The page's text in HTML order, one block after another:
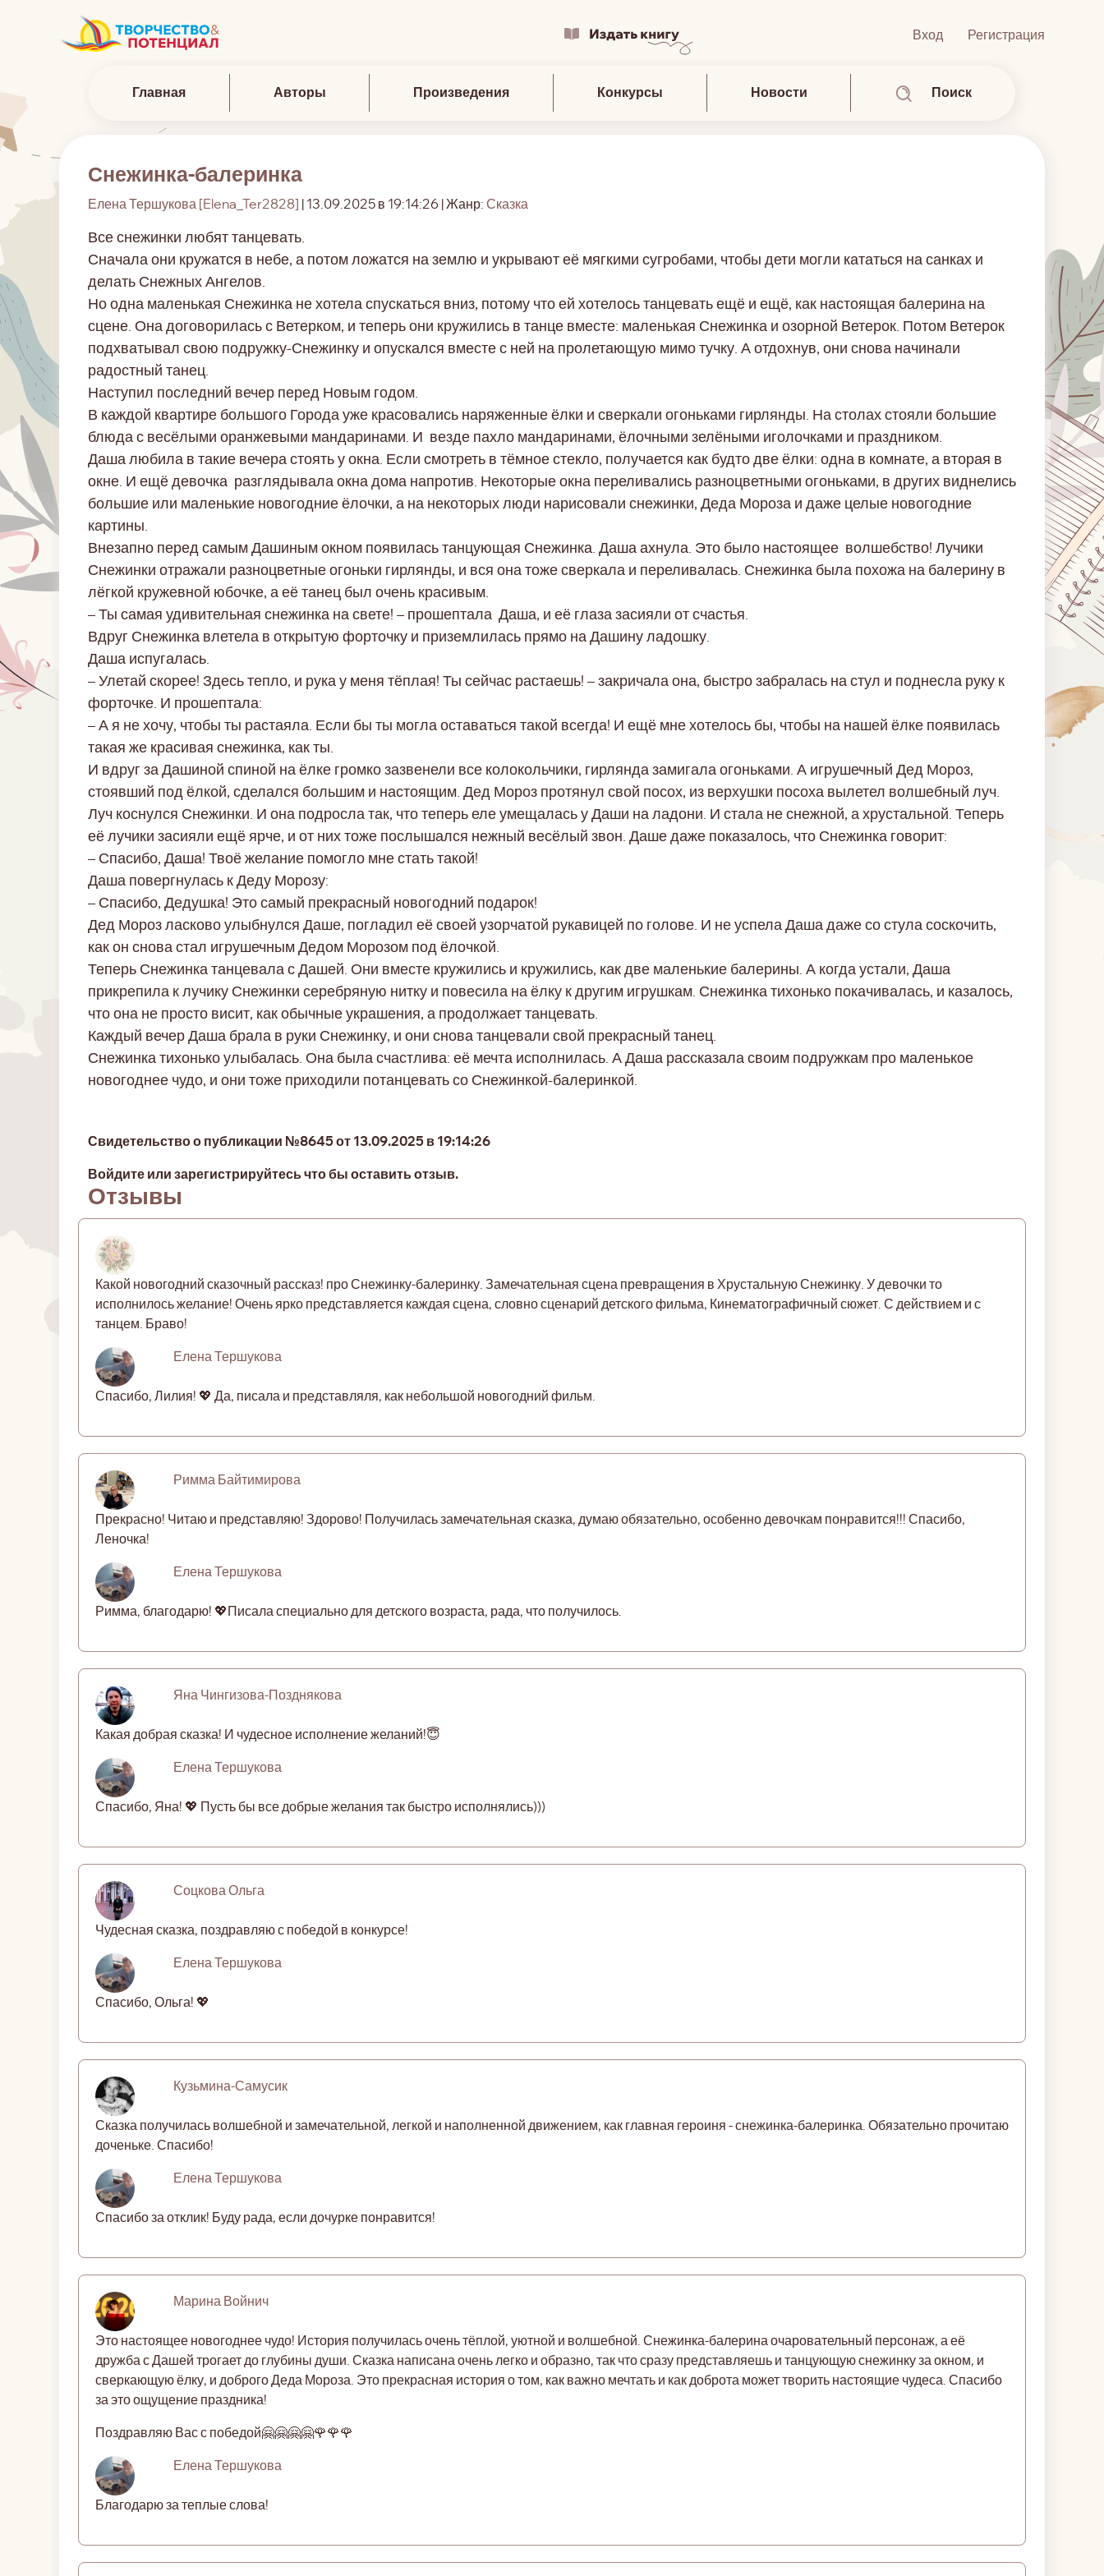
Вход Регистрация
Главная Авторы Произведения Конкурсы Новости Поиск
Снежинка-балеринка
Елена Тершукова [Elena_Ter2828] | 13.09.2025 в 19:14:26 | Жанр: Сказка
Все снежинки любят танцевать.
Сначала они кружатся в небе, а потом ложатся на землю и укрывают её мягкими сугробами, чтобы дети могли кататься на санках и
делать Снежных Ангелов.
Но одна маленькая Снежинка не хотела спускаться вниз, потому что ей хотелось танцевать ещё и ещё, как настоящая балерина на
сцене. Она договорилась с Ветерком, и теперь они кружились в танце вместе: маленькая Снежинка и озорной Ветерок. Потом Ветерок
подхватывал свою подружку-Снежинку и опускался вместе с ней на пролетающую мимо тучку. А отдохнув, они снова начинали
радостный танец.
Наступил последний вечер перед Новым годом.
В каждой квартире большого Города уже красовались наряженные ёлки и сверкали огоньками гирлянды. На столах стояли большие
блюда с весёлыми оранжевыми мандаринами. И везде пахло мандаринами, ёлочными зелёными иголочками и праздником.
Даша любила в такие вечера стоять у окна. Если смотреть в тёмное стекло, получается как будто две ёлки: одна в комнате, а вторая в
окне. И ещё девочка разглядывала окна дома напротив. Некоторые окна переливались разноцветными огоньками, в других виднелись
большие или маленькие новогодние ёлочки, а на некоторых люди нарисовали снежинки, Деда Мороза и даже целые новогодние
картины.
Внезапно перед самым Дашиным окном появилась танцующая Снежинка. Даша ахнула. Это было настоящее волшебство! Лучики
Снежинки отражали разноцветные огоньки гирлянды, и вся она тоже сверкала и переливалась. Снежинка была похожа на балерину в
лёгкой кружевной юбочке, а её танец был очень красивым.
– Ты самая удивительная снежинка на свете! – прошептала Даша, и её глаза засияли от счастья.
Вдруг Снежинка влетела в открытую форточку и приземлилась прямо на Дашину ладошку.
Даша испугалась.
– Улетай скорее! Здесь тепло, и рука у меня тёплая! Ты сейчас растаешь! – закричала она, быстро забралась на стул и поднесла руку к
форточке. И прошептала:
– А я не хочу, чтобы ты растаяла. Если бы ты могла оставаться такой всегда! И ещё мне хотелось бы, чтобы на нашей ёлке появилась
такая же красивая снежинка, как ты.
И вдруг за Дашиной спиной на ёлке громко зазвенели все колокольчики, гирлянда замигала огоньками. А игрушечный Дед Мороз,
стоявший под ёлкой, сделался большим и настоящим. Дед Мороз протянул свой посох, из верхушки посоха вылетел волшебный луч.
Луч коснулся Снежинки. И она подросла так, что теперь еле умещалась у Даши на ладони. И стала не снежной, а хрустальной. Теперь
её лучики засияли ещё ярче, и от них тоже послышался нежный весёлый звон. Даше даже показалось, что Снежинка говорит:
– Спасибо, Даша! Твоё желание помогло мне стать такой!
Даша повергнулась к Деду Морозу:
– Спасибо, Дедушка! Это самый прекрасный новогодний подарок!
Дед Мороз ласково улыбнулся Даше, погладил её своей узорчатой рукавицей по голове. И не успела Даша даже со стула соскочить,
как он снова стал игрушечным Дедом Морозом под ёлочкой.
Теперь Снежинка танцевала с Дашей. Они вместе кружились и кружились, как две маленькие балерины. А когда устали, Даша
прикрепила к лучику Снежинки серебряную нитку и повесила на ёлку к другим игрушкам. Снежинка тихонько покачивалась, и казалось,
что она не просто висит, как обычные украшения, а продолжает танцевать.
Каждый вечер Даша брала в руки Снежинку, и они снова танцевали свой прекрасный танец.
Снежинка тихонько улыбалась. Она была счастлива: её мечта исполнилась. А Даша рассказала своим подружкам про маленькое
новогоднее чудо, и они тоже приходили потанцевать со Снежинкой-балеринкой.
Свидетельство о публикации №8645 от 13.09.2025 в 19:14:26
Войдите или зарегистрируйтесь что бы оставить отзыв.
Отзывы
Какой новогодний сказочный рассказ! про Снежинку-балеринку. Замечательная сцена превращения в Хрустальную Снежинку. У девочки то
исполнилось желание! Очень ярко представляется каждая сцена, словно сценарий детского фильма, Кинематографичный сюжет. С действием и с
танцем. Браво!
Елена Тершукова
Спасибо, Лилия! 💖 Да, писала и представляля, как небольшой новогодний фильм.
Римма Байтимирова
Прекрасно! Читаю и представляю! Здорово! Получилась замечательная сказка, думаю обязательно, особенно девочкам понравится!!! Спасибо,
Леночка!
Елена Тершукова
Римма, благодарю! 💖Писала специально для детского возраста, рада, что получилось.
Яна Чингизова-Позднякова
Какая добрая сказка! И чудесное исполнение желаний!😇
Елена Тершукова
Спасибо, Яна! 💖 Пусть бы все добрые желания так быстро исполнялись)))
Соцкова Ольга
Чудесная сказка, поздравляю с победой в конкурсе!
Елена Тершукова
Спасибо, Ольга! 💖
Кузьмина-Самусик
Сказка получилась волшебной и замечательной, легкой и наполненной движением, как главная героиня - снежинка-балеринка. Обязательно прочитаю
доченьке. Спасибо!
Елена Тершукова
Спасибо за отклик! Буду рада, если дочурке понравится!
Марина Войнич
Это настоящее новогоднее чудо! История получилась очень тёплой, уютной и волшебной. Снежинка-балерина очаровательный персонаж, а её
дружба с Дашей трогает до глубины души. Сказка написана очень легко и образно, так что сразу представляешь и танцующую снежинку за окном, и
сверкающую ёлку, и доброго Деда Мороза. Это прекрасная история о том, как важно мечтать и как доброта может творить настоящие чудеса. Спасибо
за это ощущение праздника!
Поздравляю Вас с победой🤗🤗🤗🤗🌹🌹🌹
Елена Тершукова
Благодарю за теплые слова!